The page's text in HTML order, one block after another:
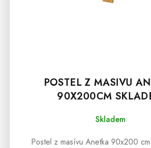
POSTEL Z MASIVU
90X200CM
Skladem
Postel z masívu Anetka 90x200